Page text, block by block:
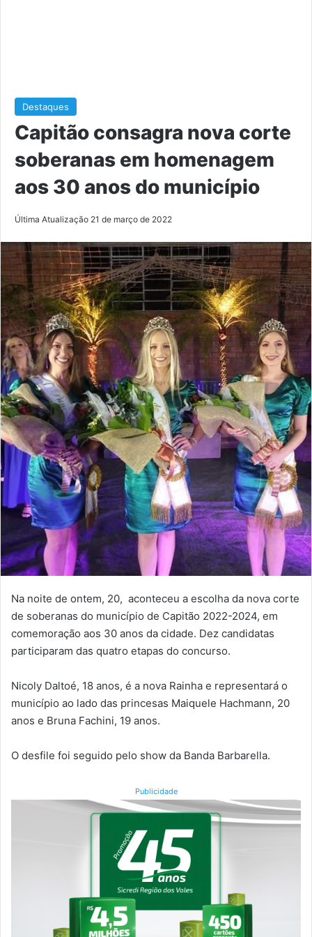
Destaques
Capitão consagra nova corte
soberanas em homenagem
aos 30 anos do município
Última Atualização 21 de março de 2022
Na noite de ontem, 20, aconteceu a escolha da nova corte
de soberanas do município de Capitão 2022-2024, em
comemoração aos 30 anos da cidade. Dez candidatas
participaram das quatro etapas do concurso.
Nicoly Daltoé, 18 anos, é a nova Rainha e representará o
município ao lado das princesas Maiquele Hachmann, 20
anos e Bruna Fachini, 19 anos.
O desfile foi seguido pelo show da Banda Barbarella.
Publicidade